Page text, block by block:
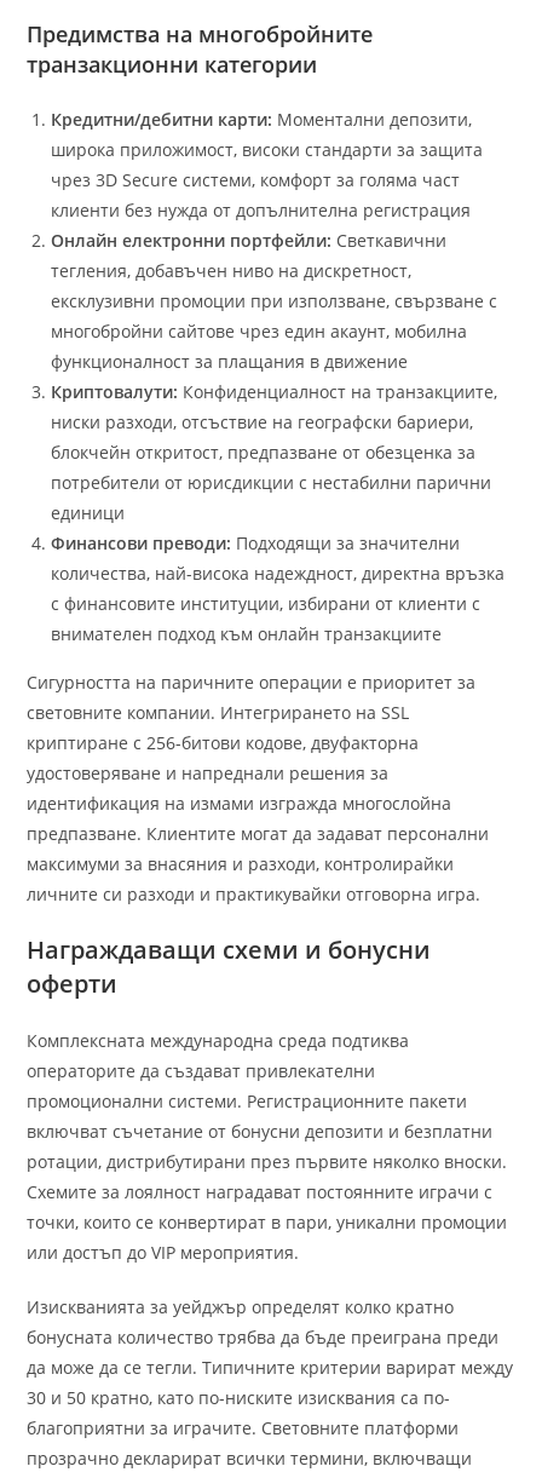
Предимства на многобройните
транзакционни категории
Кредитни/дебитни карти: Моментални депозити,
широка приложимост, високи стандарти за защита
чрез 3D Secure системи, комфорт за голяма част
клиенти без нужда от допълнителна регистрация
Онлайн електронни портфейли: Светкавични
тегления, добавъчен ниво на дискретност,
ексклузивни промоции при използване, свързване с
многобройни сайтове чрез един акаунт, мобилна
функционалност за плащания в движение
Криптовалути: Конфиденциалност на транзакциите,
ниски разходи, отсъствие на географски бариери,
блокчейн откритост, предпазване от обезценка за
потребители от юрисдикции с нестабилни парични
единици
Финансови преводи: Подходящи за значителни
количества, най-висока надеждност, директна връзка
с финансовите институции, избирани от клиенти с
внимателен подход към онлайн транзакциите
Сигурността на паричните операции е приоритет за
световните компании. Интегрирането на SSL
криптиране с 256-битови кодове, двуфакторна
удостоверяване и напреднали решения за
идентификация на измами изгражда многослойна
предпазване. Клиентите могат да задават персонални
максимуми за внасяния и разходи, контролирайки
личните си разходи и практикувайки отговорна игра.
Награждаващи схеми и бонусни
оферти
Комплексната международна среда подтиква
операторите да създават привлекателни
промоционални системи. Регистрационните пакети
включват съчетание от бонусни депозити и безплатни
ротации, дистрибутирани през първите няколко вноски.
Схемите за лоялност наградават постоянните играчи с
точки, които се конвертират в пари, уникални промоции
или достъп до VIP мероприятия.
Изискванията за уейджър определят колко кратно
бонусната количество трябва да бъде преиграна преди
да може да се тегли. Типичните критерии варират между
30 и 50 кратно, като по-ниските изисквания са по-
благоприятни за играчите. Световните платформи
прозрачно декларират всички термини, включващи